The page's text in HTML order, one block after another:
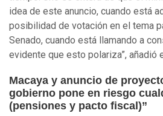
idea de este anuncio, cuando está
posibilidad de votación en el tema
Senado, cuando está llamando a
evidente que esto polariza”, añadió
Macaya y anuncio de
gobierno pone en riesgo
(pensiones y pacto fiscal)”